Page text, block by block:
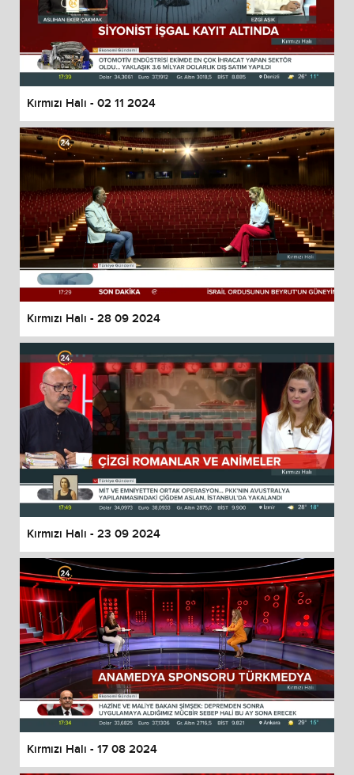
Kırmızı Halı - 02 11 2024
Kırmızı Halı - 28 09 2024
Kırmızı Halı - 23 09 2024
Kırmızı Halı - 17 08 2024